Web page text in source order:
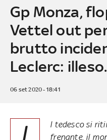
Gp Monza,
Vettel out
brutto
Leclerc:
06 set 2020 - 18:41
l tedesco si
frenante, il